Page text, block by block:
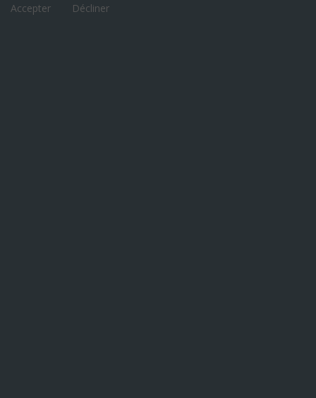
Accepter
Décliner